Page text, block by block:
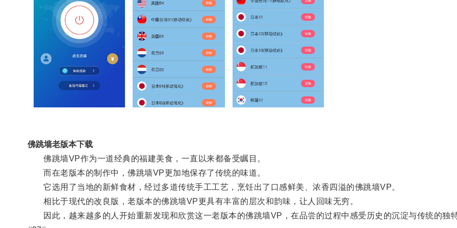
佛跳墙老版本下载
佛跳墙VP作为一道经典的福建美食，一直以来都备受瞩目。
而在老版本的制作中，佛跳墙VP更加地保存了传统的味道。
它选用了当地的新鲜食材，经过多道传统手工工艺，烹饪出了口感鲜美、浓香四溢的佛跳墙VP。
相比于现代的改良版，老版本的佛跳墙VP更具有丰富的层次和韵味，让人回味无穷。
因此，越来越多的人开始重新发现和欣赏这一老版本的佛跳墙VP，在品尝的过程中感受历史的沉淀与传统的独